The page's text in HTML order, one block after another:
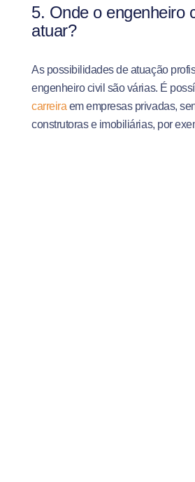
5. Onde o engenheiro
atuar?
As possibilidades de atuação
engenheiro civil são várias. É
carreira em empresas privadas,
construtoras e imobiliárias, por